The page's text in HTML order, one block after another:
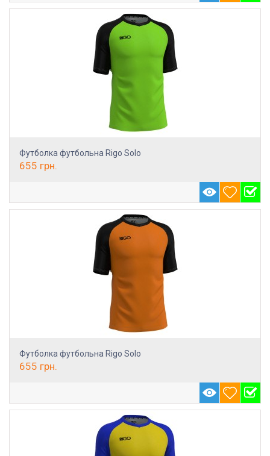
Футболка футбольна Rigo Solo
655 грн.
Футболка футбольна Rigo Solo
655 грн.